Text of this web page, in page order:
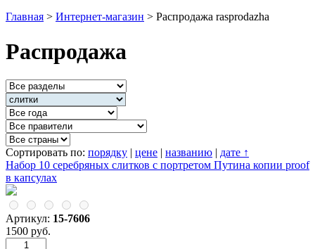
Главная > Интернет-магазин > Распродажа rasprodazha
Распродажа
Сортировать по: порядку | цене | названию | дате ↑
Набор 10 серебряных слитков с портретом Путина копии proof
в капсулах
Артикул: 15-7606
1500 руб.